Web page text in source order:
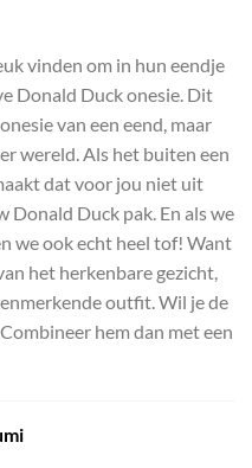
vinden om in hun eendje
Donald Duck onesie. Dit
van een eend, maar
wereld. Als het buiten een
dat voor jou niet uit
Duck pak. En als we
we ook echt heel tof! Want
het herkenbare gezicht,
outfit. Wil je de
hem dan met een